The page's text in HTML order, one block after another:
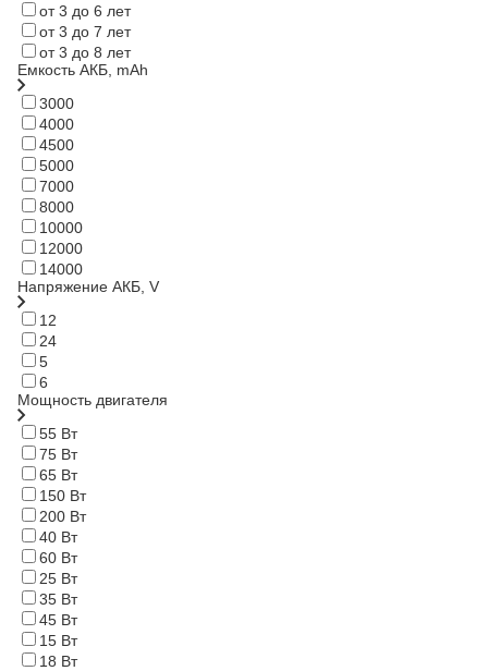
от 3 до 6 лет
от 3 до 7 лет
от 3 до 8 лет
Емкость АКБ, mAh
3000
4000
4500
5000
7000
8000
10000
12000
14000
Напряжение АКБ, V
12
24
5
6
Мощность двигателя
55 Вт
75 Вт
65 Вт
150 Вт
200 Вт
40 Вт
60 Вт
25 Вт
35 Вт
45 Вт
15 Вт
18 Вт